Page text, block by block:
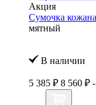
Акция
Сумочка
мятный
В наличии
5 385 ₽ 8 560 ₽